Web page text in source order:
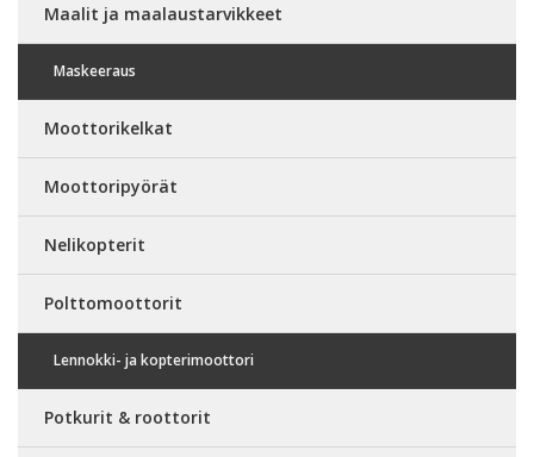
Maalit ja maalaustarvikkeet
Maskeeraus
Moottorikelkat
Moottoripyörät
Nelikopterit
Polttomoottorit
Lennokki- ja kopterimoottori
Potkurit & roottorit